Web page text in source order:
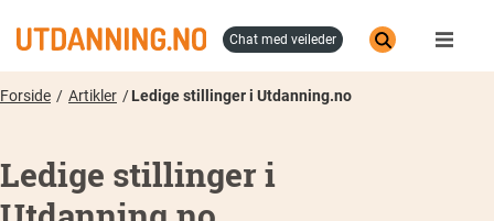
til
hovedinnhold
chat med veileder
Forside Artikler Ledige stillinger i Utdanning.no
Ledige stillinger i